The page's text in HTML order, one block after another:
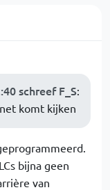
schreef F_S:
komt kijken
bijna geen
van